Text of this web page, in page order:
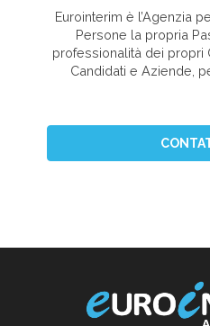
Eurointerim è l’Agenzia
Persone la propria
professionalità dei propri
Candidati e Aziende,